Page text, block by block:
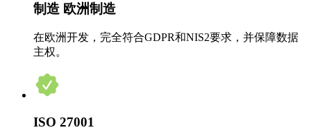
制造 欧洲制造
在欧洲开发，完全符合GDPR和NIS2要求，并保障数据
主权。
ISO 27001